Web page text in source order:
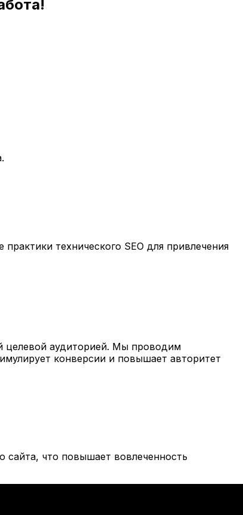
технического SEO для привлечения
целевой аудиторией. Мы проводим
конверсии и повышает авторитет
сайта, что повышает вовлеченность